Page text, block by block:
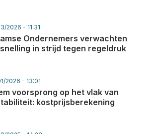
2026 - 11:31
Ondernemers verwachten
in strijd tegen regeldruk
2026 - 13:01
voorsprong op het vlak van
kostprijsberekening